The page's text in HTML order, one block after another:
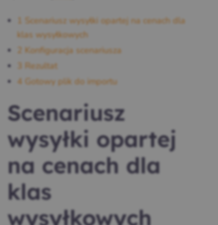
1
Scenariusz wysyłki opartej na cenach dla
klas wysyłkowych
2 Konfiguracja scenariusza
3 Rezultat
4 Gotowy plik do importu
Scenariusz
wysyłki opartej
na cenach dla
klas
wysyłkowych